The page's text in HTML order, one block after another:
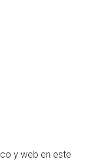
y web en este